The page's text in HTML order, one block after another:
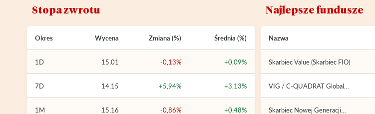
Stopa zwrotu
Okres Wycena Zmiana (%) Średnia (%)
1D 15,01 -0,13% +0,09%
7D 14,15 +5,94% +3,13%
1M 15,16 -0,86% +0,48%
Najlepsze fundusze
Nazwa
Skarbiec Value (Skarbiec FIO)
VIG / C-QUADRAT Global
Skarbiec Nowej Generacji